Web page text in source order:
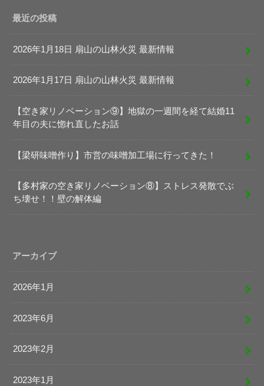
最近の投稿
2026年1月18日 扇山の山林火災 最新情報
2026年1月17日 扇山の山林火災 最新情報
【空き家リノベーション⑨】地獄の一週間を経て結婚11
年目の夫に惚れ直したお話
【梁研味噌作り】市営の味噌加工場に行ってきた！
【多村家の空き家リノベーション⑧】ストレス発散でぶ
ち壊せ！！壁の解体編
アーカイブ
2026年1月
2023年6月
2023年2月
2023年1月